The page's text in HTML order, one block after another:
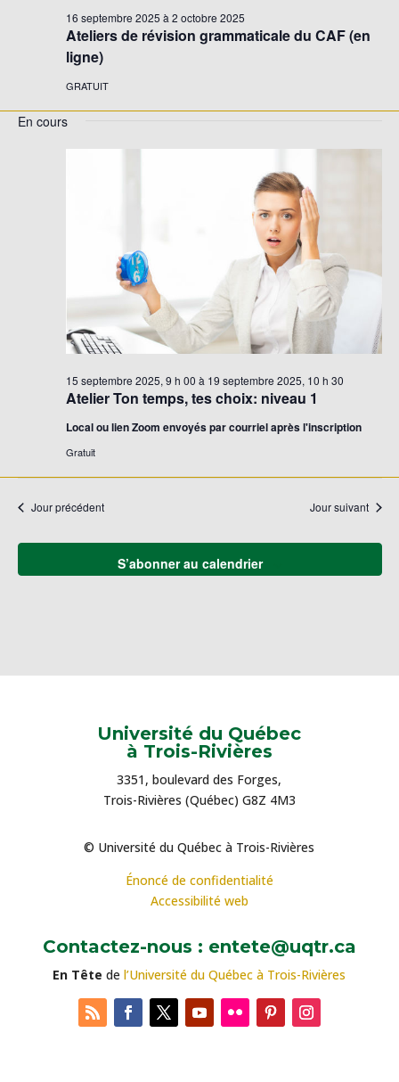
Ateliers de révision grammaticale du CAF (en
ligne)
16 septembre 2025 à 2 octobre 2025
GRATUIT
En cours
Atelier Ton temps, tes choix: niveau 1
15 septembre 2025, 9 h 00 à 19 septembre 2025, 10 h 30
Local ou lien Zoom envoyés par courriel après l'inscription
Gratuit
Jour précédent Jour suivant
S’abonner au calendrier
Université du Québec
à Trois-Rivières
3351, boulevard des Forges,
Trois-Rivières (Québec) G8Z 4M3
© Université du Québec à Trois-Rivières
Énoncé de confidentialité
Accessibilité web
Contactez-nous : entete@uqtr.ca
En Tête del’Université du Québec à Trois-Rivières